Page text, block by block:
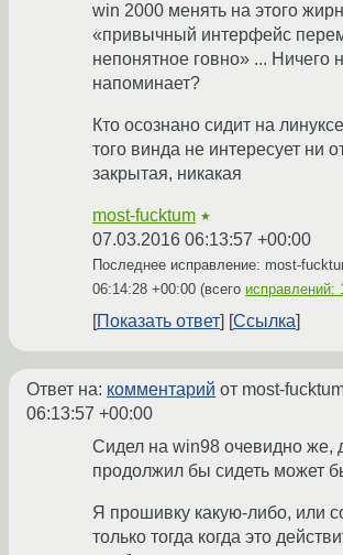
win 2000 менять на этого
«привычный интерфейс
непонятное говно» ... Ничего
напоминает?
Кто осознано сидит на
того винда не интересует ни
закрытая, никакая
most-fucktum ★
07.03.2016 06:13:57 +00:00
Последнее исправление: most-
06:14:28 +00:00 (всего исправлений:
Показать ответ Ссылка
Ответ на: комментарий от most-
06:13:57 +00:00
Сидел на win98 очевидно же,
продолжил бы сидеть может
Я прошивку какую-либо, или
только тогда когда это